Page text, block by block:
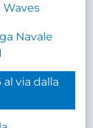
Navale
via dalla